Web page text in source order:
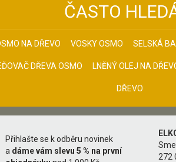
ČASTO
NA DŘEVO VOSKY OSMO SELSKÁ
DŘEVA OSMO LNĚNÝ OLEJ NA
DŘEVO
Přihlašte se k odběru novinek
a dáme vám slevu 5 % na první
272